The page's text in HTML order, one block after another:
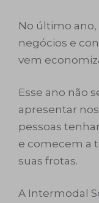
No último
negócios e
vem
Esse ano não
apresentar
pessoas
e comecem a
suas frotas.
A Intermodal